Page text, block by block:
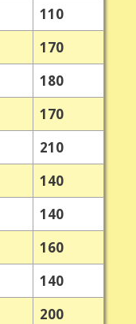
110
170
180
170
210
140
140
160
140
200